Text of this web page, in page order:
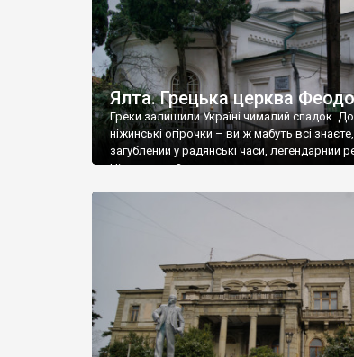
Ялта. Грецька церква
Греки залишили Україні чималий спадок.
ніжинські огірочки – ви ж мабуть всі
загублений у радянські часи, легендарний
Ніжин греки?